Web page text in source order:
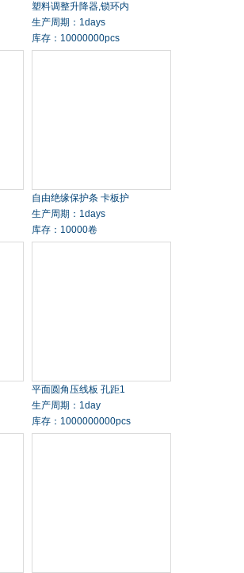
塑料调整升降器,锁环内
生产周期：1days
库存：10000000pcs
自由绝缘保护条 卡板护
生产周期：1days
库存：10000卷
平面圆角压线板 孔距1
生产周期：1day
库存：1000000000pcs